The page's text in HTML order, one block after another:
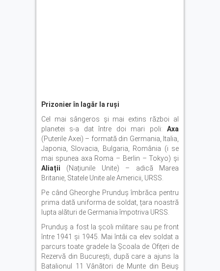
Prizonier în lagăr la ruși
Cel mai sângeros și mai extins război al
planetei s-a dat între doi mari poli: Axa
(Puterile Axei) – formată din Germania, Italia,
Japonia, Slovacia, Bulgaria, România (i se
mai spunea axa Roma – Berlin – Tokyo) și
Aliații (Națiunile Unite) – adică Marea
Britanie, Statele Unite ale Americii, URSS.
Pe când Gheorghe Prunduș îmbrăca pentru
prima dată uniforma de soldat, țara noastră
lupta alături de Germania împotriva URSS.
Prunduș a fost la școli militare sau pe front
între 1941 și 1945. Mai întâi ca elev soldat a
parcurs toate gradele la Școala de Ofițeri de
Rezervă din București, după care a ajuns la
Batalionul 11 Vânători de Munte din Beiuș